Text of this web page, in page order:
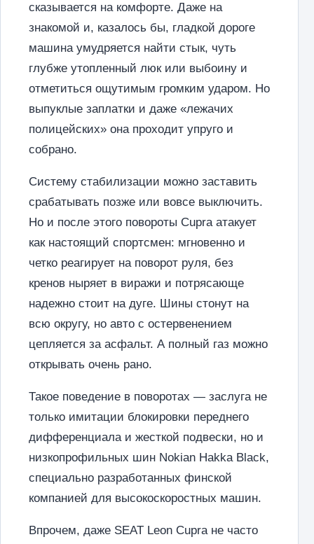
сказывается на комфорте. Даже на
знакомой и, казалось бы, гладкой дороге
машина умудряется найти стык, чуть
глубже утопленный люк или выбоину и
отметиться ощутимым громким ударом. Но
выпуклые заплатки и даже «лежачих
полицейских» она проходит упруго и
собрано.
Систему стабилизации можно заставить
срабатывать позже или вовсе выключить.
Но и после этого повороты Cupra атакует
как настоящий спортсмен: мгновенно и
четко реагирует на поворот руля, без
кренов ныряет в виражи и потрясающе
надежно стоит на дуге. Шины стонут на
всю округу, но авто с остервенением
цепляется за асфальт. А полный газ можно
открывать очень рано.
Такое поведение в поворотах — заслуга не
только имитации блокировки переднего
дифференциала и жесткой подвески, но и
низкопрофильных шин Nokian Hakka Black,
специально разработанных финской
компанией для высокоскоростных машин.
Впрочем, даже SEAT Leon Cupra не часто